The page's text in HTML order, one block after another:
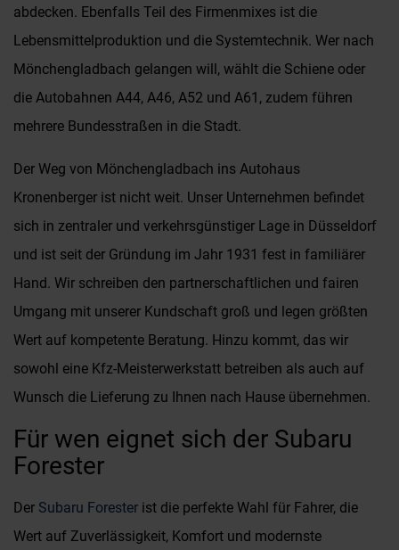
abdecken. Ebenfalls Teil des Firmenmixes ist die
Lebensmittelproduktion und die Systemtechnik. Wer nach
Mönchengladbach gelangen will, wählt die Schiene oder
die Autobahnen A44, A46, A52 und A61, zudem führen
mehrere Bundesstraßen in die Stadt.
Der Weg von Mönchengladbach ins Autohaus
Kronenberger ist nicht weit. Unser Unternehmen befindet
sich in zentraler und verkehrsgünstiger Lage in Düsseldorf
und ist seit der Gründung im Jahr 1931 fest in familiärer
Hand. Wir schreiben den partnerschaftlichen und fairen
Umgang mit unserer Kundschaft groß und legen größten
Wert auf kompetente Beratung. Hinzu kommt, das wir
sowohl eine Kfz-Meisterwerkstatt betreiben als auch auf
Wunsch die Lieferung zu Ihnen nach Hause übernehmen.
Für wen eignet sich der Subaru
Forester
Der Subaru Forester ist die perfekte Wahl für Fahrer, die
Wert auf Zuverlässigkeit, Komfort und modernste